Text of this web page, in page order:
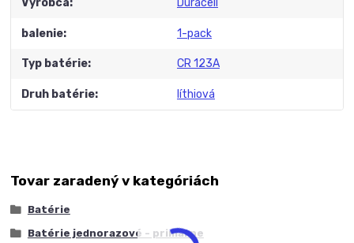
Výrobca Duracell
balenie 1-pack
Typ batérie CR 123A
Druh batérie líthiová
Tovar zaradený v kategóriách
Batérie
Batérie jednorazové - primárne